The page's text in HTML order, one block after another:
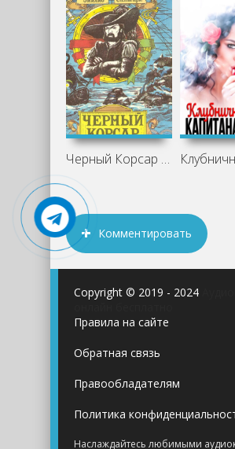
Черный Корсар - Эмилио Сальгари
Комментировать
Copyright © 2019 - 2024
Правила на сайте
Обратная связь
Правообладателям
Политика
Наслаждайтесь любимыми